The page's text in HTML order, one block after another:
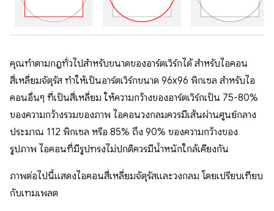
คุณทำตามกฎทั่วไปสำหรับขนาดของอาร์ตเวิร์กได้ สำหรับไอคอน
สี่เหลี่ยมจัตุรัส ทำให้เป็นอาร์ตเวิร์กขนาด 96x96 พิกเซล สำหรับไอ
คอนอื่นๆ ที่เป็นสี่เหลี่ยม ให้ความกว้างของอาร์ตเวิร์กเป็น 75-80%
ของความกว้างรวมของภาพ ไอคอนวงกลมควรมีเส้นผ่านศูนย์กลาง
ประมาณ 112 พิกเซล หรือ 85% ถึง 90% ของความกว้างของ
รูปภาพ ไอคอนที่มีรูปทรงไม่ปกติควรมีน้ำหนักใกล้เคียงกัน
ภาพต่อไปนี้แสดงไอคอนสี่เหลี่ยมจัตุรัสและวงกลม โดยเปรียบเทียบ
กับเทมเพลต